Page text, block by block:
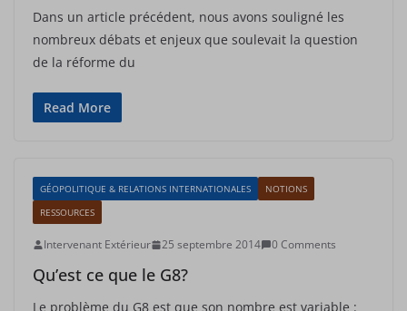
Dans un article précédent, nous avons souligné les
nombreux débats et enjeux que soulevait la question
de la réforme du
Read More
GÉOPOLITIQUE & RELATIONS INTERNATIONALES
NOTIONS
RESSOURCES
Intervenant Extérieur 25 septembre 2014 0 Comments
Qu’est ce que le G8?
Le problème du G8 est que son nombre est variable :